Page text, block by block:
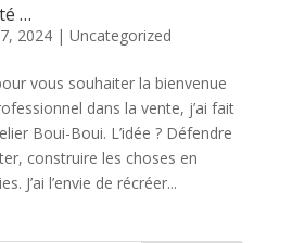
…
2024| Uncategorized
vous souhaiter la bienvenue
dans la vente, j’ai fait
Boui-Boui. L’idée ? Défendre
construire les choses en
J’ai l’envie de récréer...